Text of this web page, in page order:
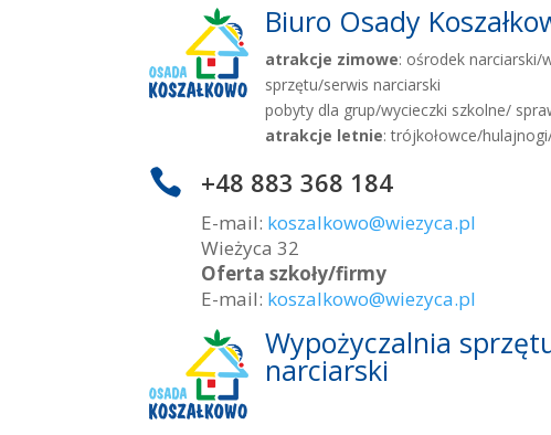
Biuro Osady
atrakcje zimowe: ośrodek narciarski/
sprzętu/serwis narciarski
pobyty dla grup/wycieczki szkolne/
atrakcje letnie: trójkołowce/
 +48 883 368 184
E-mail: koszalkowo@wiezyca.pl
Wieżyca 32
Oferta szkoły/firmy
E-mail: koszalkowo@wiezyca.pl
Wypożyczalnia
narciarski